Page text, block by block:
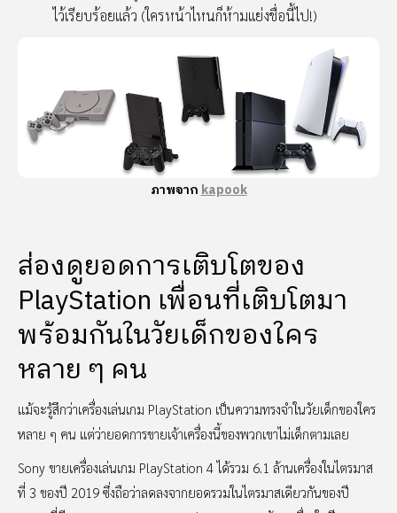
ไว้เรียบร้อยแล้ว (ใครหน้าไหนก็ห้ามแย่งชื่อนี้ไป!)
ภาพจาก kapook
ส่องดูยอดการเติบโตของ
PlayStation เพื่อนที่เติบโตมา
พร้อมกันในวัยเด็กของใคร
หลาย ๆ คน
แม้จะรู้สึกว่าเครื่องเล่นเกม PlayStation เป็นความทรงจำในวัยเด็กของใคร
หลาย ๆ คน แต่ว่ายอดการขายเจ้าเครื่องนี้ของพวกเขาไม่เด็กตามเลย
Sony ขายเครื่องเล่นเกม PlayStation 4 ได้รวม 6.1 ล้านเครื่องในไตรมาส
ที่ 3 ของปี 2019 ซึ่งถือว่าลดลงจากยอดรวมในไตรมาสเดียวกันของปี